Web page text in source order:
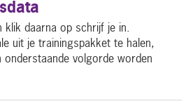
klik daarna op schrijf je in.
uit je trainingspakket te halen,
onderstaande volgorde worden